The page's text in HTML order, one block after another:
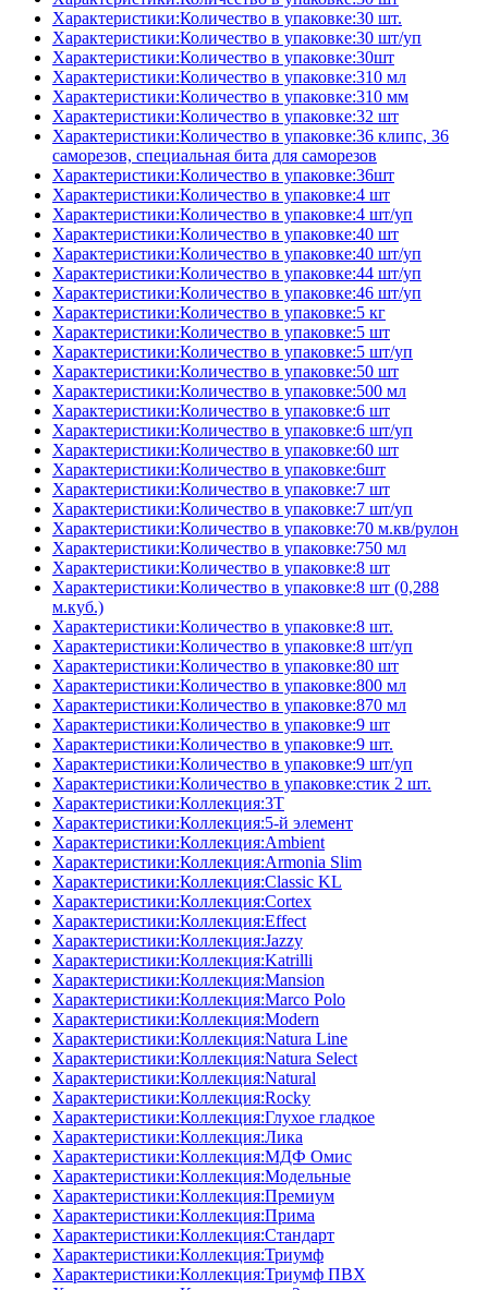
Характеристики:Количество в упаковке:30 шт.
Характеристики:Количество в упаковке:30 шт/уп
Характеристики:Количество в упаковке:30шт
Характеристики:Количество в упаковке:310 мл
Характеристики:Количество в упаковке:310 мм
Характеристики:Количество в упаковке:32 шт
Характеристики:Количество в упаковке:36 клипс, 36
саморезов, специальная бита для саморезов
Характеристики:Количество в упаковке:36шт
Характеристики:Количество в упаковке:4 шт
Характеристики:Количество в упаковке:4 шт/уп
Характеристики:Количество в упаковке:40 шт
Характеристики:Количество в упаковке:40 шт/уп
Характеристики:Количество в упаковке:44 шт/уп
Характеристики:Количество в упаковке:46 шт/уп
Характеристики:Количество в упаковке:5 кг
Характеристики:Количество в упаковке:5 шт
Характеристики:Количество в упаковке:5 шт/уп
Характеристики:Количество в упаковке:50 шт
Характеристики:Количество в упаковке:500 мл
Характеристики:Количество в упаковке:6 шт
Характеристики:Количество в упаковке:6 шт/уп
Характеристики:Количество в упаковке:60 шт
Характеристики:Количество в упаковке:6шт
Характеристики:Количество в упаковке:7 шт
Характеристики:Количество в упаковке:7 шт/уп
Характеристики:Количество в упаковке:70 м.кв/рулон
Характеристики:Количество в упаковке:750 мл
Характеристики:Количество в упаковке:8 шт
Характеристики:Количество в упаковке:8 шт (0,288
м.куб.)
Характеристики:Количество в упаковке:8 шт.
Характеристики:Количество в упаковке:8 шт/уп
Характеристики:Количество в упаковке:80 шт
Характеристики:Количество в упаковке:800 мл
Характеристики:Количество в упаковке:870 мл
Характеристики:Количество в упаковке:9 шт
Характеристики:Количество в упаковке:9 шт.
Характеристики:Количество в упаковке:9 шт/уп
Характеристики:Количество в упаковке:стик 2 шт.
Характеристики:Коллекция:3T
Характеристики:Коллекция:5-й элемент
Характеристики:Коллекция:Ambient
Характеристики:Коллекция:Armonia Slim
Характеристики:Коллекция:Classic KL
Характеристики:Коллекция:Cortex
Характеристики:Коллекция:Effect
Характеристики:Коллекция:Jazzy
Характеристики:Коллекция:Katrilli
Характеристики:Коллекция:Mansion
Характеристики:Коллекция:Marco Polo
Характеристики:Коллекция:Modern
Характеристики:Коллекция:Natura Line
Характеристики:Коллекция:Natura Select
Характеристики:Коллекция:Natural
Характеристики:Коллекция:Rocky
Характеристики:Коллекция:Глухое гладкое
Характеристики:Коллекция:Лика
Характеристики:Коллекция:МДФ Омис
Характеристики:Коллекция:Модельные
Характеристики:Коллекция:Премиум
Характеристики:Коллекция:Прима
Характеристики:Коллекция:Стандарт
Характеристики:Коллекция:Триумф
Характеристики:Коллекция:Триумф ПВХ